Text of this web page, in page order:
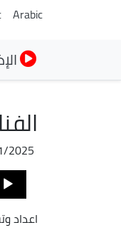
Arabic
- 17:00
ملف
الصوت
Audio
اعداد